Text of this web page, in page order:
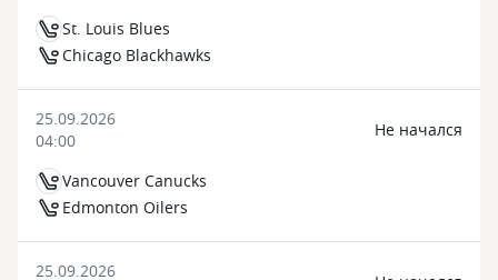
St. Louis Blues
Chicago Blackhawks
25.09.2026
04:00
Vancouver Canucks
Edmonton Oilers
Не начался
25.09.2026